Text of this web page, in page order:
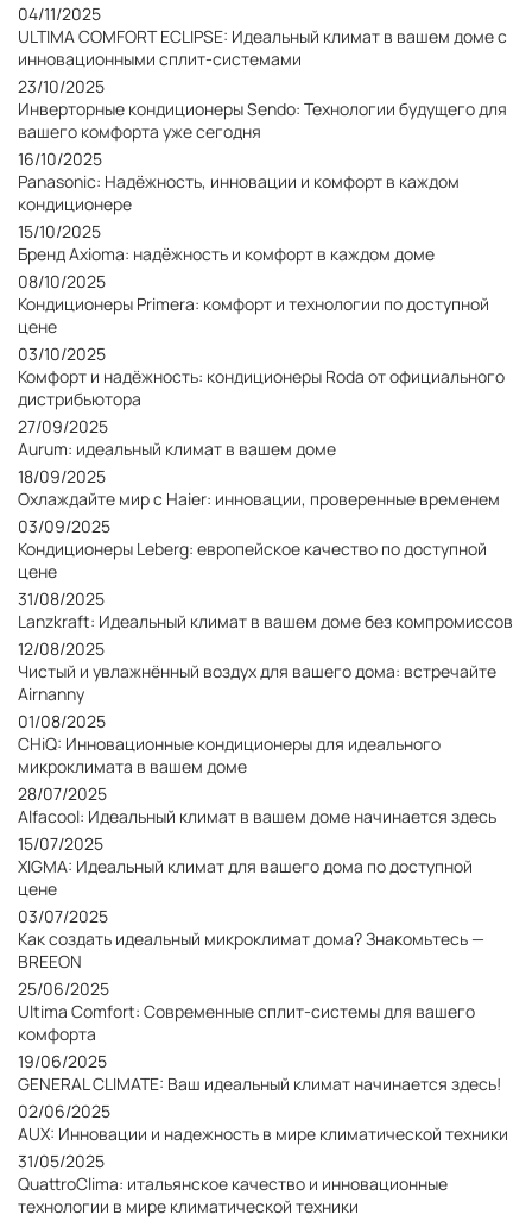
04/11/2025
ULTIMA COMFORT ECLIPSE: Идеальный климат в вашем доме с
инновационными сплит-системами
23/10/2025
Инверторные кондиционеры Sendo: Технологии будущего для
вашего комфорта уже сегодня
16/10/2025
Panasonic: Надёжность, инновации и комфорт в каждом
кондиционере
15/10/2025
Бренд Axioma: надёжность и комфорт в каждом доме
08/10/2025
Кондиционеры Primera: комфорт и технологии по доступной
цене
03/10/2025
Комфорт и надёжность: кондиционеры Roda от официального
дистрибьютора
27/09/2025
Aurum: идеальный климат в вашем доме
18/09/2025
Охлаждайте мир с Haier: инновации, проверенные временем
03/09/2025
Кондиционеры Leberg: европейское качество по доступной
цене
31/08/2025
Lanzkraft: Идеальный климат в вашем доме без компромиссов
12/08/2025
Чистый и увлажнённый воздух для вашего дома: встречайте
Airnanny
01/08/2025
CHiQ: Инновационные кондиционеры для идеального
микроклимата в вашем доме
28/07/2025
Alfacool: Идеальный климат в вашем доме начинается здесь
15/07/2025
XIGMA: Идеальный климат для вашего дома по доступной
цене
03/07/2025
Как создать идеальный микроклимат дома? Знакомьтесь —
BREEON
25/06/2025
Ultima Comfort: Современные сплит-системы для вашего
комфорта
19/06/2025
GENERAL CLIMATE: Ваш идеальный климат начинается здесь!
02/06/2025
AUX: Инновации и надежность в мире климатической техники
31/05/2025
QuattroClima: итальянское качество и инновационные
технологии в мире климатической техники